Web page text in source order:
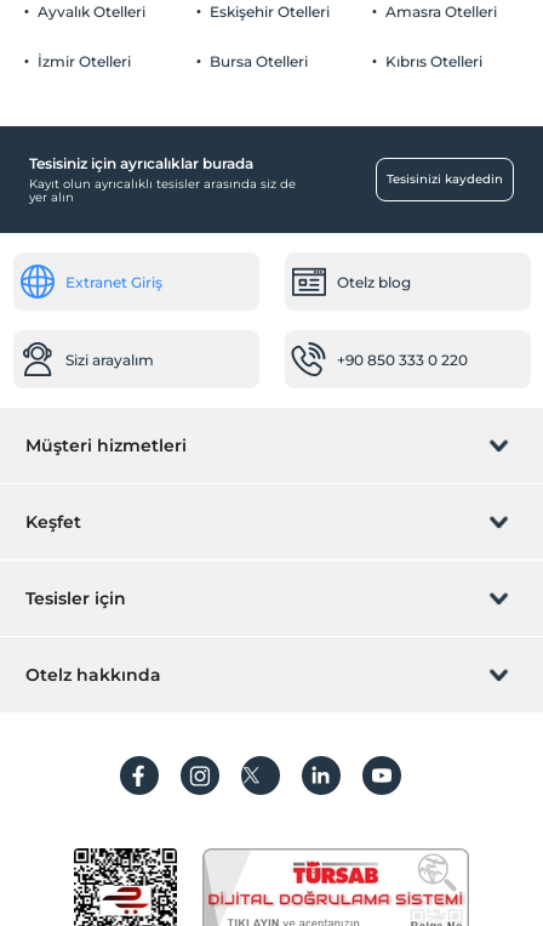
Ayvalık Otelleri
İzmir Otelleri
Eskişehir Otelleri
Bursa Otelleri
Amasra Otelleri
Kıbrıs Otelleri
Tesisiniz için ayrıcalıklar burada
Kayıt olun ayrıcalıklı tesisler arasında siz de
yer alın
Tesisinizi kaydedin
Extranet Giriş Otelz blog
Sizi arayalım +90 850 333 0 220
Müşteri hizmetleri
Rezervasyon yönet
Sıkça sorulan sorular
İşlem rehberi
Keşfet
Hediye Kart
Hesap oluştur
Tesisler için
Hemen tesisinizi ekleyin
Otelz hakkında
Koşullar ve şartlar